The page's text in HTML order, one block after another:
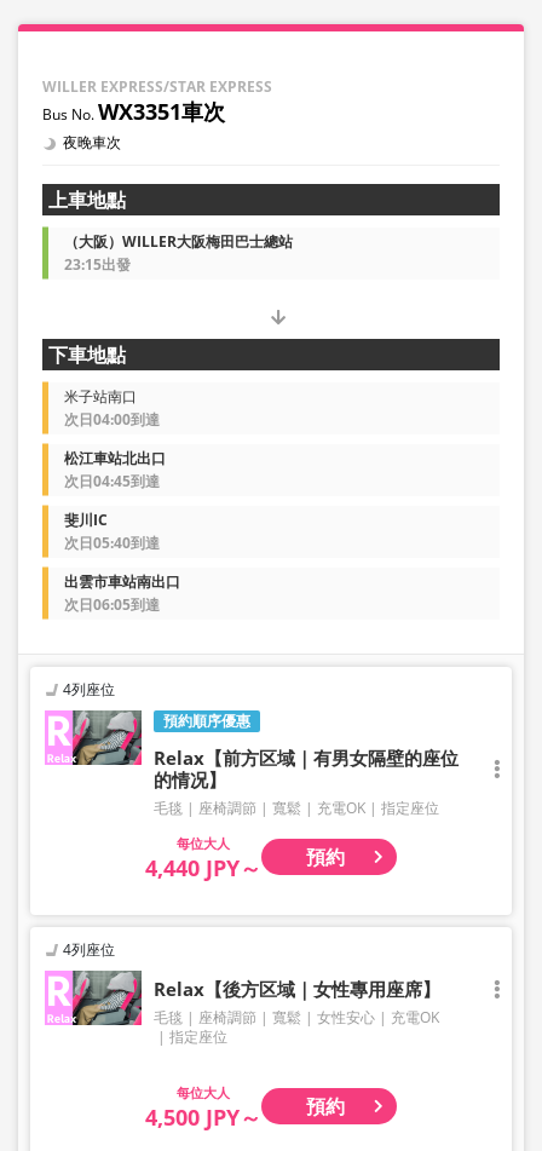
WILLER EXPRESS/STAR EXPRESS
WX3351車次
夜晚車次
上車地點
（大阪）WILLER大阪梅田巴士總站
23:15出發
下車地點
米子站南口
次日04:00到達
松江車站北出口
次日04:45到達
斐川IC
次日05:40到達
出雲市車站南出口
次日06:05到達
預約順序優惠
4列座位
Relax【前方区域｜有男女隔壁的座位
的情况】
毛毯 座椅調節 寬鬆 充電OK 指定座位
大人
4,440 JPY～ 預約
4列座位
Relax【後方区域｜女性專用座席】
毛毯 座椅調節 寬鬆 女性安心
充電OK
指定座位
大人
4,500 JPY～ 預約